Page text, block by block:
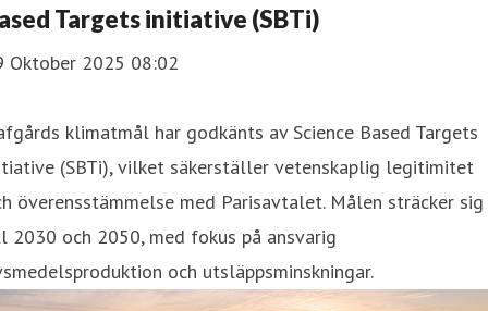
Targets initiative (SBTi)
Oktober 2025 08:02
klimatmål har godkänts av Science Based Targets
(SBTi), vilket säkerställer vetenskaplig legitimitet
överensstämmelse med Parisavtalet. Målen sträcker sig
2030 och 2050, med fokus på ansvarig
och utsläppsminskningar.